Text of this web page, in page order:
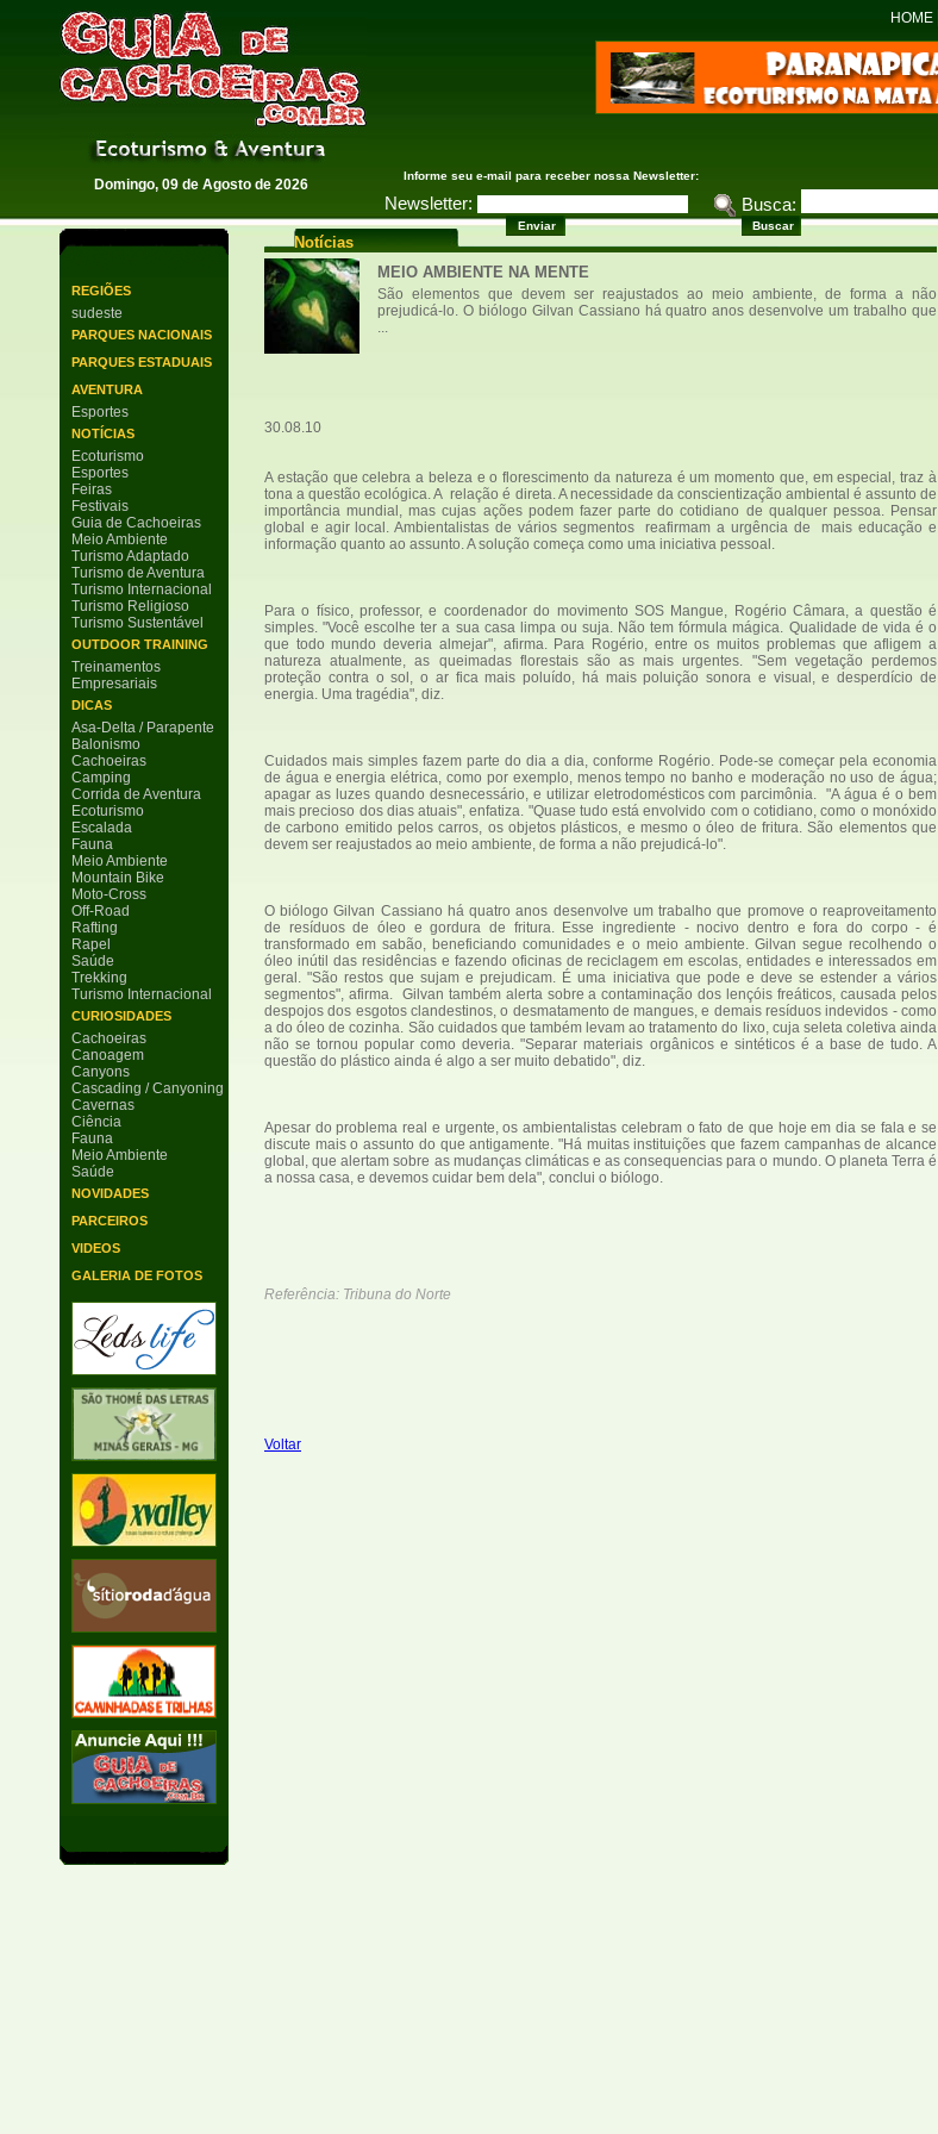
Guia de Cachoeiras HOME
Domingo, 09 de Agosto de 2026
Busca:
Informe seu e-mail para receber nossa Newsletter:
Newsletter:
REGIÕES
sudeste
PARQUES NACIONAIS
PARQUES ESTADUAIS
AVENTURA
Esportes
NOTÍCIAS
Ecoturismo
Esportes
Feiras
Festivais
Guia de Cachoeiras
Meio Ambiente
Turismo Adaptado
Turismo de Aventura
Turismo Internacional
Turismo Religioso
Turismo Sustentável
OUTDOOR TRAINING
Treinamentos
Empresariais
DICAS
Asa-Delta / Parapente
Balonismo
Cachoeiras
Camping
Corrida de Aventura
Ecoturismo
Escalada
Fauna
Meio Ambiente
Mountain Bike
Moto-Cross
Off-Road
Rafting
Rapel
Saúde
Trekking
Turismo Internacional
CURIOSIDADES
Cachoeiras
Canoagem
Canyons
Cascading / Canyoning
Cavernas
Ciência
Fauna
Meio Ambiente
Saúde
NOVIDADES
PARCEIROS
VIDEOS
GALERIA DE FOTOS
Notícias
MEIO AMBIENTE NA MENTE
São elementos que devem ser reajustados ao meio ambiente, de forma a não
prejudicá-lo. O biólogo Gilvan Cassiano há quatro anos desenvolve um trabalho que
...
30.08.10
A estação que celebra a beleza e o florescimento da natureza é um momento que, em especial, traz à
tona a questão ecológica. A relação é direta. A necessidade da conscientização ambiental é assunto de
importância mundial, mas cujas ações podem fazer parte do cotidiano de qualquer pessoa. Pensar
global e agir local. Ambientalistas de vários segmentos reafirmam a urgência de mais educação e
informação quanto ao assunto. A solução começa como uma iniciativa pessoal.
Para o físico, professor, e coordenador do movimento SOS Mangue, Rogério Câmara, a questão é
simples. "Você escolhe ter a sua casa limpa ou suja. Não tem fórmula mágica. Qualidade de vida é o
que todo mundo deveria almejar", afirma. Para Rogério, entre os muitos problemas que afligem a
natureza atualmente, as queimadas florestais são as mais urgentes. "Sem vegetação perdemos
proteção contra o sol, o ar fica mais poluído, há mais poluição sonora e visual, e desperdício de
energia. Uma tragédia", diz.
Cuidados mais simples fazem parte do dia a dia, conforme Rogério. Pode-se começar pela economia
de água e energia elétrica, como por exemplo, menos tempo no banho e moderação no uso de água;
apagar as luzes quando desnecessário, e utilizar eletrodomésticos com parcimônia. "A água é o bem
mais precioso dos dias atuais", enfatiza. "Quase tudo está envolvido com o cotidiano, como o monóxido
de carbono emitido pelos carros, os objetos plásticos, e mesmo o óleo de fritura. São elementos que
devem ser reajustados ao meio ambiente, de forma a não prejudicá-lo".
O biólogo Gilvan Cassiano há quatro anos desenvolve um trabalho que promove o reaproveitamento
de resíduos de óleo e gordura de fritura. Esse ingrediente - nocivo dentro e fora do corpo - é
transformado em sabão, beneficiando comunidades e o meio ambiente. Gilvan segue recolhendo o
óleo inútil das residências e fazendo oficinas de reciclagem em escolas, entidades e interessados em
geral. "São restos que sujam e prejudicam. É uma iniciativa que pode e deve se estender a vários
segmentos", afirma. Gilvan também alerta sobre a contaminação dos lençóis freáticos, causada pelos
despojos dos esgotos clandestinos, o desmatamento de mangues, e demais resíduos indevidos - como
a do óleo de cozinha. São cuidados que também levam ao tratamento do lixo, cuja seleta coletiva ainda
não se tornou popular como deveria. "Separar materiais orgânicos e sintéticos é a base de tudo. A
questão do plástico ainda é algo a ser muito debatido", diz.
Apesar do problema real e urgente, os ambientalistas celebram o fato de que hoje em dia se fala e se
discute mais o assunto do que antigamente. "Há muitas instituições que fazem campanhas de alcance
global, que alertam sobre as mudanças climáticas e as consequencias para o mundo. O planeta Terra é
a nossa casa, e devemos cuidar bem dela", conclui o biólogo.
Referência: Tribuna do Norte
Voltar